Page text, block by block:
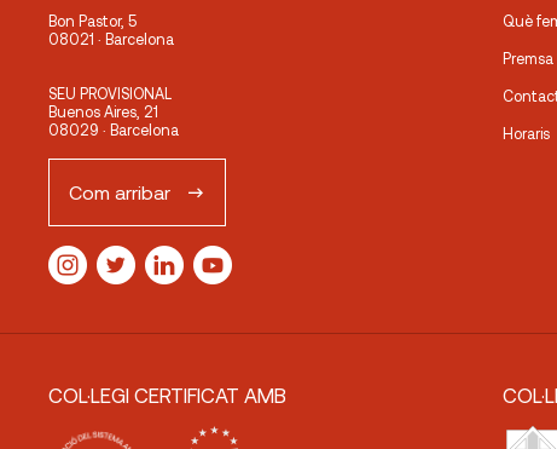
Bon Pastor, 5
08021 · Barcelona
SEU PROVISIONAL
Buenos Aires, 21
08029 · Barcelona
Com arribar
Què
Premsa
Horaris
COL·LEGI CERTIFICAT AMB